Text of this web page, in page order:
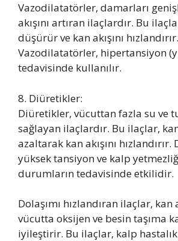
Vazodilatatörler, damarları
akışını artıran ilaçlardır. Bu
düşürür ve kan akışını hızlandırır.
Vazodilatatörler, hipertansiyon
tedavisinde kullanılır.
8. Diüretikler:
Diüretikler, vücuttan fazla su ve
sağlayan ilaçlardır. Bu ilaçlar,
azaltarak kan akışını
yüksek tansiyon ve kalp
durumların tedavisinde etkilidir.
Dolaşımı hızlandıran ilaçlar, kan
vücutta oksijen ve besin taşıma
iyileştirir. Bu ilaçlar, kalp